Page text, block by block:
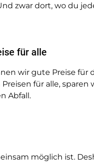
zwar dort, wo du
für alle
wir gute Preise für
für alle, sparen
Abfall.
möglich ist.